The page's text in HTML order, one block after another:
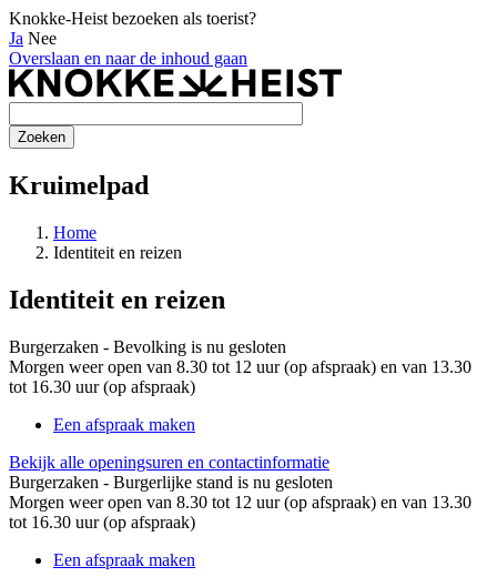
Knokke-Heist bezoeken als toerist?
Ja Nee
Overslaan en naar de inhoud gaan
Kruimelpad
Home
Identiteit en reizen
Identiteit en reizen
Burgerzaken - Bevolking is nu gesloten
Morgen weer open van 8.30 tot 12 uur (op afspraak) en van 13.30
tot 16.30 uur (op afspraak)
Een afspraak maken
Bekijk alle openingsuren en contactinformatie
Burgerzaken - Burgerlijke stand is nu gesloten
Morgen weer open van 8.30 tot 12 uur (op afspraak) en van 13.30
tot 16.30 uur (op afspraak)
Een afspraak maken